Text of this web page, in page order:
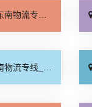
证时效「市县闪送」
配送「专线查询」